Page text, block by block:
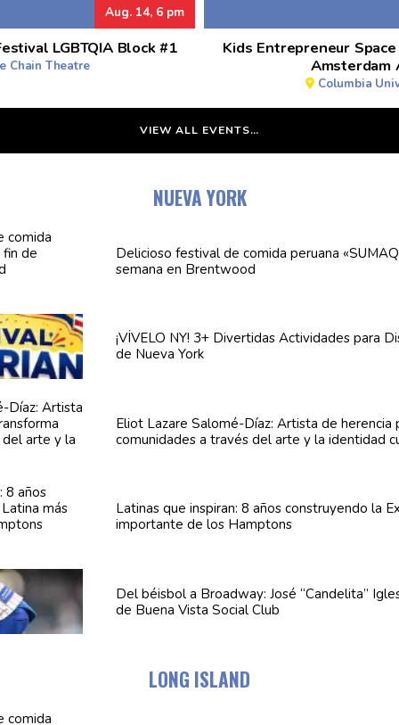
Aug. 14, 6 pm
LGBTQIA Block #1
Chain Theatre
Kids Entrepreneur
Amsterdam
Columbia
VIEW ALL EVENTS…
NUEVA YORK
Delicioso festival de comida peruana
semana en Brentwood
¡VÍVELO NY! 3+ DivertidasActividades para
de Nueva York
Eliot LazareSalomé-Díaz: Artista de herencia
comunidades a través del arte y la identidad
Latinas que inspiran: 8 añosconstruyendo la
importante de los Hamptons
Del béisbol a Broadway: José“Candelita”
de Buena Vista Social Club
LONG ISLAND